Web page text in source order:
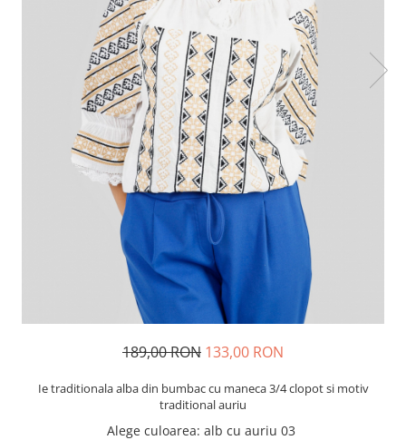
189,00 RON 133,00 RON
Ie traditionala alba din bumbac cu maneca 3/4 clopot si motiv
traditional auriu
Alege culoarea: alb cu auriu 03